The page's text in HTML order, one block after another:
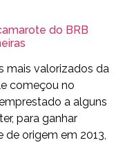
do BRB
mais valorizados da
começou no
a alguns
para ganhar
de origem em 2013,